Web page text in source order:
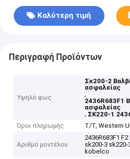
Καλύτερη τιμή
Περιγραφή Προϊόντων
Υψηλό φως
Σκ200-2
ασφαλείας
,
2436R683F1
ασφαλείας
, ΣΚ220-1
Όροι πληρωμής
T/T, Western
Αριθμό μοντέλου
2436R683F1
sk200-3
kobelco